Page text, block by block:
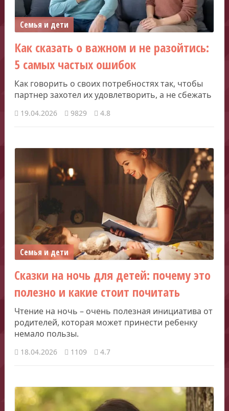
Семья и дети
Как сказать о важном и не разойтись:
5 самых частых ошибок
Как говорить о своих потребностях так, чтобы
партнер захотел их удовлетворить, а не сбежать
19.04.2026 9829 4.8
Семья и дети
Сказки на ночь для детей: почему это
полезно и какие стоит почитать
Чтение на ночь – очень полезная инициатива от
родителей, которая может принести ребенку
немало пользы.
18.04.2026 1109 4.7